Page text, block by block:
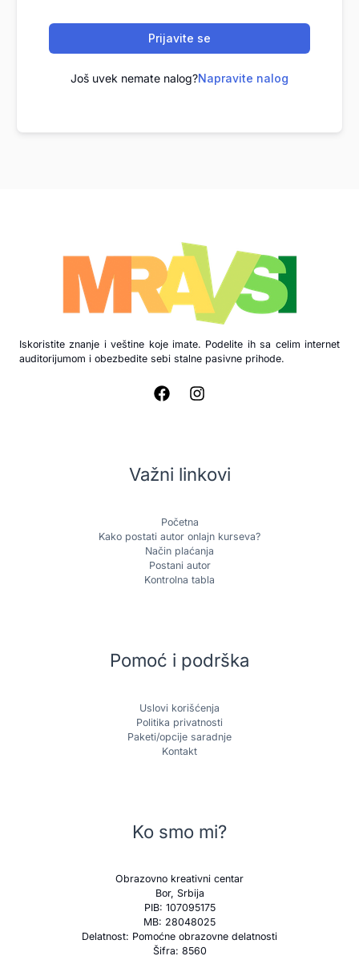
Prijavite se
Još uvek nemate nalog?Napravite nalog
Iskoristite znanje i veštine koje imate. Podelite ih sa celim internet
auditorijumom i obezbedite sebi stalne pasivne prihode.
Važni linkovi
Početna
Kako postati autor onlajn kurseva?
Način plaćanja
Postani autor
Kontrolna tabla
Pomoć i podrška
Uslovi korišćenja
Politika privatnosti
Paketi/opcije saradnje
Kontakt
Ko smo mi?
Obrazovno kreativni centar
Bor, Srbija
PIB: 107095175
MB: 28048025
Delatnost: Pomoćne obrazovne delatnosti
Šifra: 8560